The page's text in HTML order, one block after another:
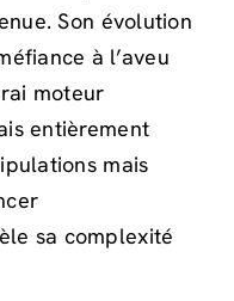
Son évolution
à l’aveu
moteur
entièrement
mais
sa complexité